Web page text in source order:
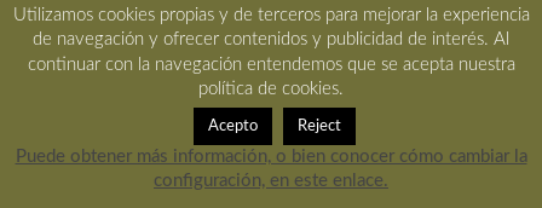
pollo receta
Recetas Especiales romero salmon SALSA setas
sin gluten sin huevo sin lactosa
tomate Técnicas de cocina verduras VINAGRETA yogur
Utilizamos cookies propias y de terceros para mejorar la experiencia
de navegación y ofrecer contenidos y publicidad de interés. Al
continuar con la navegación entendemos que se acepta nuestra
política de cookies.
Acepto Reject
Puede obtener más información, o bien conocer cómo cambiar la
configuración, en este enlace.